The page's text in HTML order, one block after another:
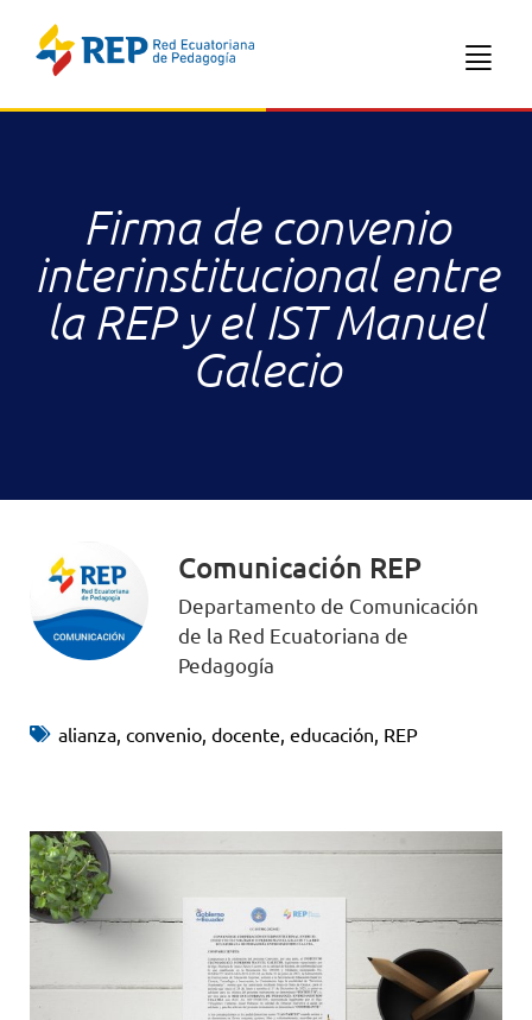
Firma de convenio
interinstitucional entre
la REP y el IST Manuel
Galecio
Comunicación REP
Departamento de Comunicación
de la Red Ecuatoriana de
Pedagogía
alianza convenio docente educación REP